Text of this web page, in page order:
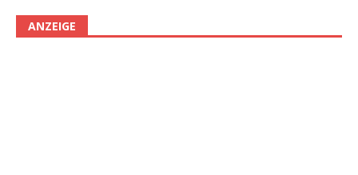
ANZEIGE